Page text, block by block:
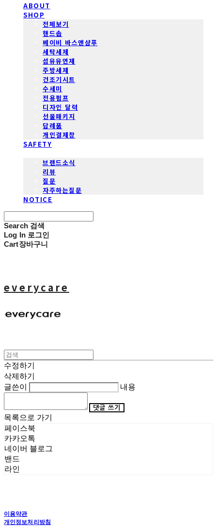
ABOUT
SHOP
전체보기
핸드솝
베이비 바스앤샴푸
세탁세제
섬유유연제
주방세제
건조기시트
수세미
전용펌프
디자인 달력
선물패키지
답례품
개인결제창
SAFETY
브랜드소식
리뷰
질문
자주하는질문
NOTICE
Search 검색
Log In 로그인
Cart장바구니
everycare
수정하기
삭제하기
글쓴이
내용
댓글 쓰기
목록으로 가기
페이스북
카카오톡
네이버 블로그
밴드
라인
이용약관
개인정보처리방침